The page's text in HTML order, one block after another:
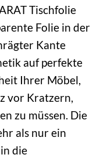
Tischfolie
Folie in der
Kante
auf perfekte
Ihrer Möbel,
vor Kratzern,
zu müssen. Die
als nur ein
die